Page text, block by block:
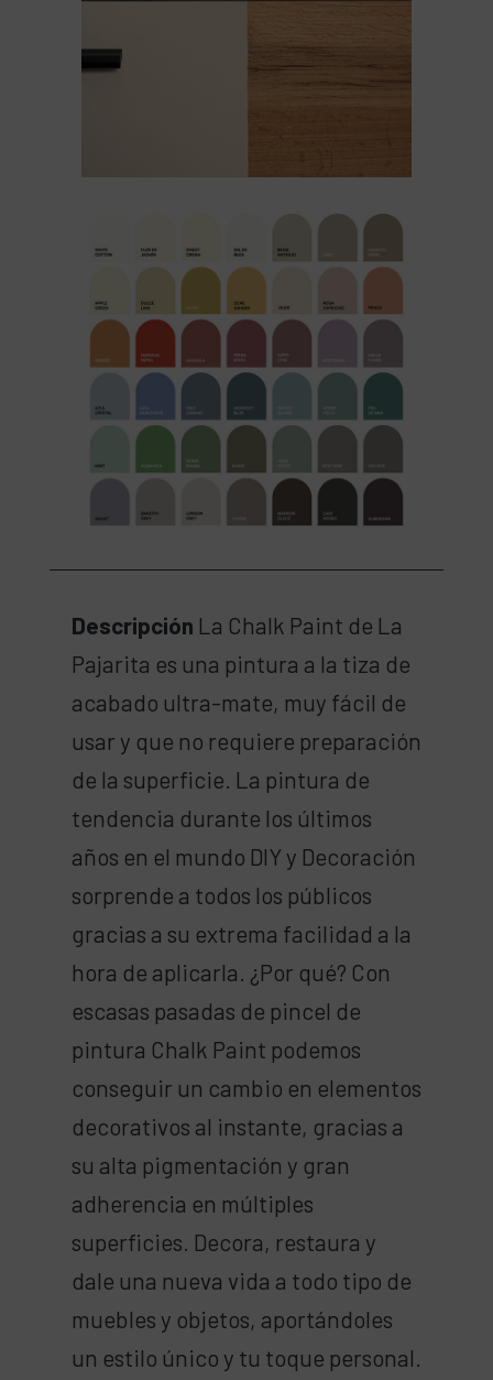
Descripción La Chalk Paint de La
Pajarita es una pintura a la tiza de
acabado ultra-mate, muy fácil de
usar y que no requiere preparación
de la superficie. La pintura de
tendencia durante los últimos
años en el mundo DIY y Decoración
sorprende a todos los públicos
gracias a su extrema facilidad a la
hora de aplicarla. ¿Por qué? Con
escasas pasadas de pincel de
pintura Chalk Paint podemos
conseguir un cambio en elementos
decorativos al instante, gracias a
su alta pigmentación y gran
adherencia en múltiples
superficies. Decora, restaura y
dale una nueva vida a todo tipo de
muebles y objetos, aportándoles
un estilo único y tu toque personal.